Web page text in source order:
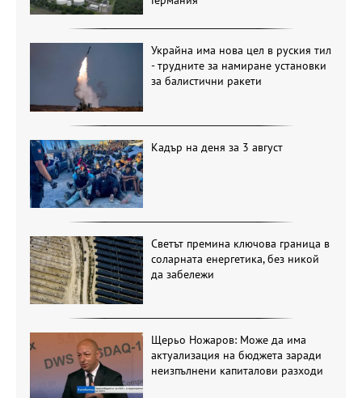
Украйна има нова цел в руския тил
- трудните за намиране установки
за балистични ракети
Кадър на деня за 3 август
Светът премина ключова граница в
соларната енергетика, без никой
да забележи
Щерьо Ножаров: Може да има
актуализация на бюджета заради
неизпълнени капиталови разходи